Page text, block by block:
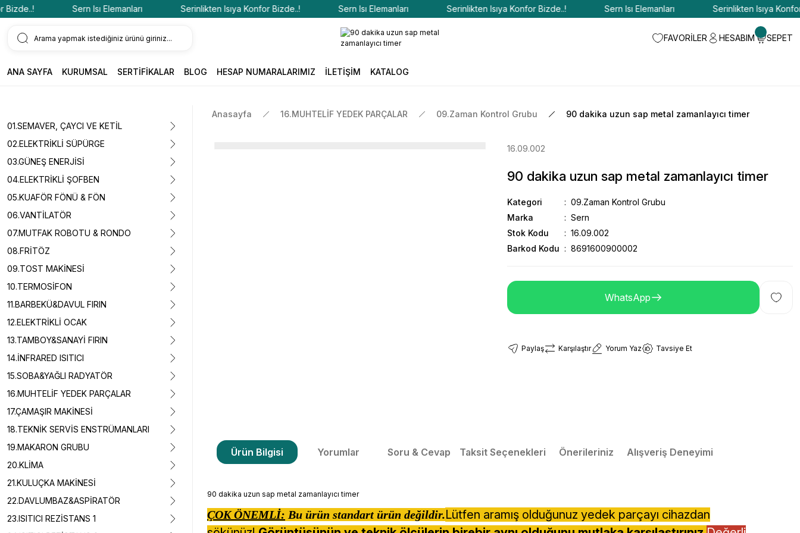
Sern Isı Elemanları Serinlikten Isıya Konfor Bizde..! Sern Isı Elemanları Serinlikten Isıya Konfor Bizde..! Sern Isı Elemanları Serinlikten Isıya Konfor
FAVORİLER HESABIM SEPET
ANA SAYFA KURUMSAL SERTİFİKALAR BLOG HESAP NUMARALARIMIZ İLETİŞİM KATALOG
01.SEMAVER, ÇAYCI VE KETİL
02.ELEKTRİKLİ SÜPÜRGE
03.GÜNEŞ ENERJİSİ
04.ELEKTRİKLİ ŞOFBEN
05.KUAFÖR FÖNÜ & FÖN
06.VANTİLATÖR
07.MUTFAK ROBOTU & RONDO
08.FRİTÖZ
09.TOST MAKİNESİ
10.TERMOSİFON
11.BARBEKÜ&DAVUL FIRIN
12.ELEKTRİKLİ OCAK
13.TAMBOY&SANAYİ FIRIN
14.İNFRARED ISITICI
15.SOBA&YAĞLI RADYATÖR
16.MUHTELİF YEDEK PARÇALAR
17.ÇAMAŞIR MAKİNESİ
18.TEKNİK SERVİS ENSTRÜMANLARI
19.MAKARON GRUBU
20.KLİMA
21.KULUÇKA MAKİNESİ
22.DAVLUMBAZ&ASPİRATÖR
23.ISITICI REZİSTANS 1
Anasayfa 16.MUHTELİF YEDEK PARÇALAR 09.Zaman Kontrol Grubu 90 dakika uzun sap metal zamanlayıcı timer
16.09.002
90 dakika uzun sap metal zamanlayıcı timer
Kategori
09.Zaman Kontrol Grubu
Marka
Sern
Stok Kodu
16.09.002
Barkod Kodu
8691600900002
WhatsApp
Paylaş Karşılaştır Yorum Yaz Tavsiye Et
Ürün Bilgisi Yorumlar Soru & Cevap Taksit Seçenekleri Önerileriniz Alışveriş Deneyimi
90 dakika uzun sap metal zamanlayıcı timer
ÇOK ÖNEMLİ: Bu ürün standart ürün değildir.Lütfen aramış olduğunuz yedek parçayı cihazdan